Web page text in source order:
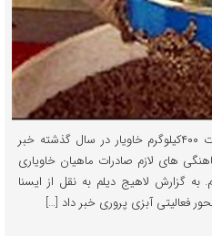
مدیرکل شیلات استان گیلان از صادرات ۴۰۰کیلوگرم خاویار در سال گذشته خبر
های لازم صادرات ماهیان خاویاری
به گزارش لاهیج دیلم به نقل از ایسنا